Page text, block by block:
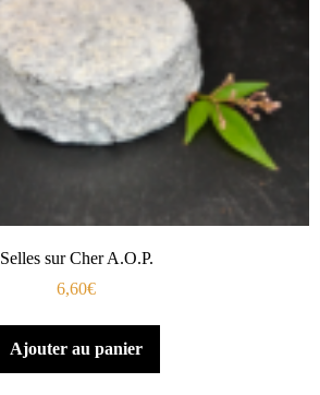
Selles sur Cher A.O.P.
6,60€
Ajouter au panier